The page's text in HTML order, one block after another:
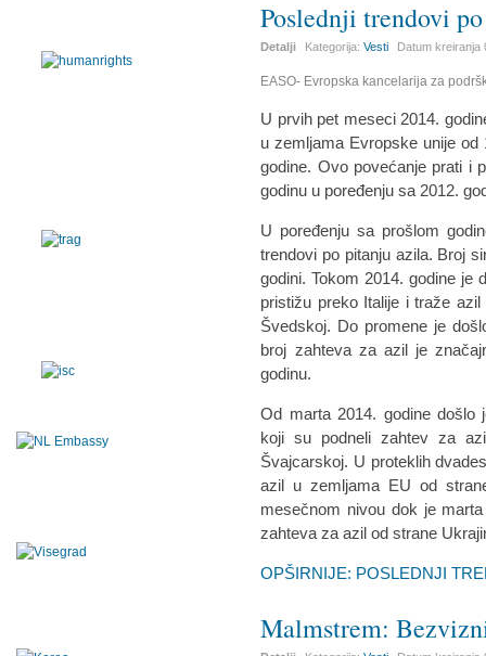
Poslednji trendovi
Detalji Kategorija:Vesti Datum kreiranja
EASO- Evropska kancelarija za
U prvih pet meseci 2014.
u zemljama Evropske unije
godine. Ovo povećanje prati i
godinu u poređenju sa 2012.
U poređenju sa prošlom
trendovi po pitanju azila. Broj
godini. Tokom 2014. godine je
pristižu preko Italije i traže
Švedskoj. Do promene je
broj zahteva za azil je
godinu.
Od marta 2014. godine došlo
koji su podneli zahtev za
Švajcarskoj. U proteklih
azil u zemljama EU od
mesečnom nivou dok je
zahteva za azil od strane
OPŠIRNIJE: POSLEDNJI
Malmstrem: